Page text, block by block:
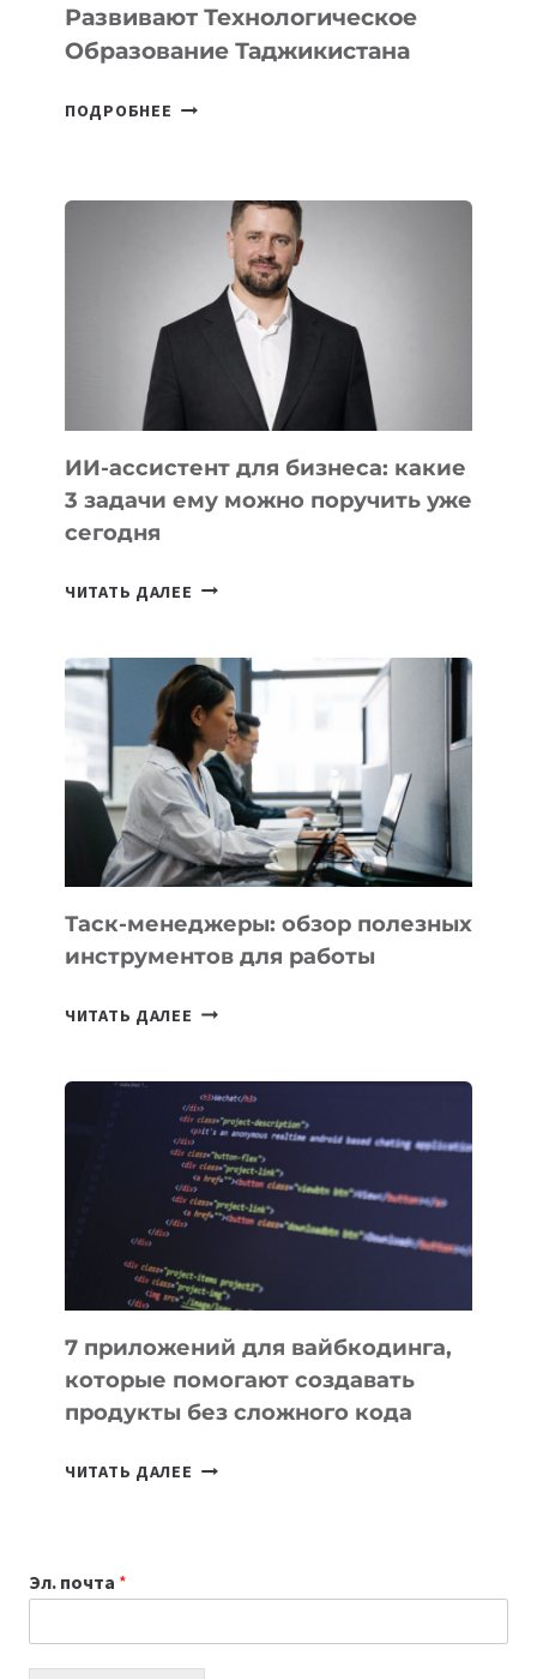
Развивают Технологическое
Образование Таджикистана
ПОДРОБНЕЕ
КОТОРЫЕ
РАЗВИВАЮТ
ТЕХНОЛОГИЧЕСКОЕ
ОБРАЗОВАНИЕ
ТАДЖИКИСТАНА
ИИ-ассистент для бизнеса: какие
3 задачи ему можно поручить уже
сегодня
ЧИТАТЬ ДАЛЕЕ ИИ-
БИЗНЕСА:
КАКИЕ
3
ЗАДАЧИ
ЕМУ
МОЖНО
ПОРУЧИТЬ
УЖЕ
СЕГОДНЯ
Таск-менеджеры: обзор полезных
инструментов для работы
ЧИТАТЬ ДАЛЕЕ ТАСК-
ПОЛЕЗНЫХ
ИНСТРУМЕНТОВ
ДЛЯ
РАБОТЫ
7 приложений для вайбкодинга,
которые помогают создавать
продукты без сложного кода
ЧИТАТЬ ДАЛЕЕ
СОЗДАВАТЬ
ПРОДУКТЫ
Эл. почта *